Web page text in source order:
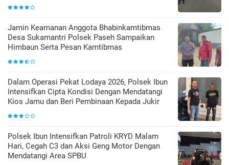
Jamin Keamanan Anggota Bhabinkamtibmas
Desa Sukamantri Polsek Paseh Sampaikan
Himbaun Serta Pesan Kamtibmas
Dalam Operasi Pekat Lodaya 2026, Polsek Ibun
Intensifkan Cipta Kondisi Dengan Mendatangi
Kios Jamu dan Beri Pembinaan Kepada Jukir
Polsek Ibun Intensifkan Patroli KRYD Malam
Hari, Cegah C3 dan Aksi Geng Motor Dengan
Mendatangi Area SPBU